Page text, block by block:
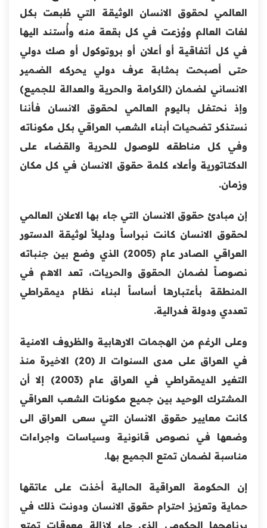
العالمي لحقوق الانسان الوثيقة التي طُبعت بكل
لغات العالم ووُزعت في كل بقعة منه وأُستند اليها
في كل أتفاقية أو أعلان أو بروتوكول أو صك دولي
حتى أصبحت بمثابة عرف دولي يحركه الضمير
الانساني لضمان (الكرامة والحرية والعدالة للجميع)
وإذ نحتفل باليوم العالمي لحقوق الانسان فأننا
نستذكر تضحيات أبناء الشعب العراقي بكل مكوناته
وفي كل مناطقه للوصول للحرية والقضاء على
الدكتاتورية وأعلاء كلمة حقوق الانسان في كل مكان
وزمان.
إن مبادئ حقوق الانسان التي جاء بها الاعلان العالمي
لحقوق الانسان كانت نبراساً ودليلاً لوثيقة الدستور
العراقي الصادر عام (2005) الذي وضع بين جنباته
نصوصاً لضمان الحقوق والحريات، تعد الاهم في
المنطقة بأعتبارها أساساً لبناء نظام ديمقراطي
تعددي ودولة فدرالية.
وعلى الرغم من الهجمات الارهابية والظروف الامنية
في العراق على مدى السنوات الـ (20) الاخيرة منذ
التغير الديمقراطي في العراق عام (2003) إلا أن
المشترك الوحيد بين جميع مكونات الشعب العراقي
كانت معايير حقوق الانسان التي سعى العراق الى
وضعها في نصوص قانونية وسياسات واجراءات
مناسبة لضمان تمتع الجميع بها.
إن الحكومة العراقية الحالية أخذت على عاتقها
حماية وتعزيز احترام حقوق الانسان ودونت ذلك في
برنامجها الحكومي الذي جاء لازالة معوقات تمتع